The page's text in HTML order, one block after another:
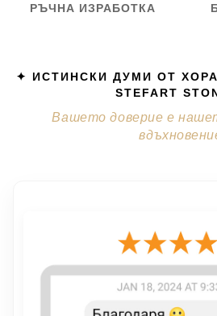
РЪЧНА ИЗРАБОТКА
✦ ИСТИНСКИ ДУМИ ОТ
STEFART
Вашето доверие е